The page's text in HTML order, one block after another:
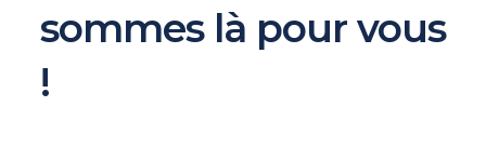
sommes là pour vous
!